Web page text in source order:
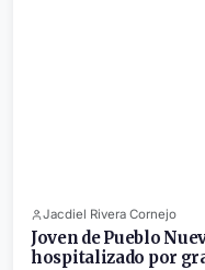
Jacdiel Rivera Cornejo
Joven de Pueblo
hospitalizado por